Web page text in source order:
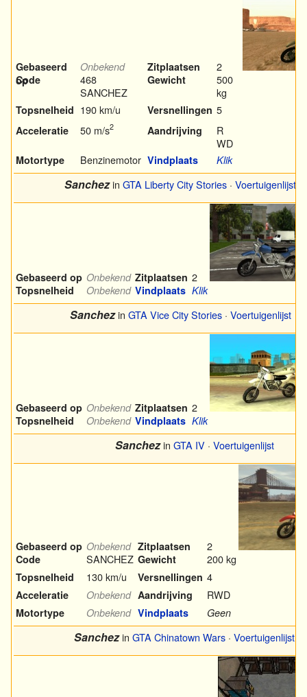
Gebaseerd
op
Onbekend Zitplaatsen 2
Code
468
SANCHEZ
Gewicht
500
kg
Topsnelheid 190 km/u Versnellingen 5
Acceleratie 50 m/s2 Aandrijving
R
WD
Motortype Benzinemotor Vindplaats Klik
Sanchezin GTA Liberty City Stories · Voertuigenlijst
Gebaseerd op Onbekend Zitplaatsen 2
Topsnelheid Onbekend Vindplaats Klik
Sanchezin GTA Vice City Stories· Voertuigenlijst
Gebaseerd op Onbekend Zitplaatsen 2
Topsnelheid Onbekend Vindplaats Klik
Sanchezin GTA IV · Voertuigenlijst
Gebaseerd op Onbekend Zitplaatsen 2
Code SANCHEZ Gewicht 200 kg
Topsnelheid 130 km/u Versnellingen 4
Acceleratie Onbekend Aandrijving RWD
Motortype Onbekend Vindplaats Geen
Sanchezin GTA Chinatown Wars · Voertuigenlijst